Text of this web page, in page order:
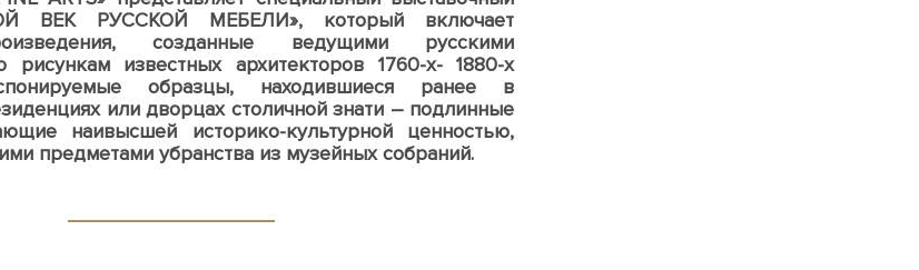
ВЕК РУССКОЙ МЕБЕЛИ», который включает
созданные ведущими русскими
известных архитекторов 1760-х- 1880-х
образцы, находившиеся ранее в
или дворцах столичной знати – подлинные
наивысшей историко-культурной ценностью,
предметами убранства из музейных собраний.